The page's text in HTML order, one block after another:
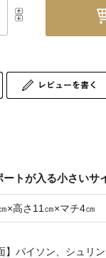
トが入る小さいサ
×高さ11㎝×マチ4㎝
】パイソン、シュリ